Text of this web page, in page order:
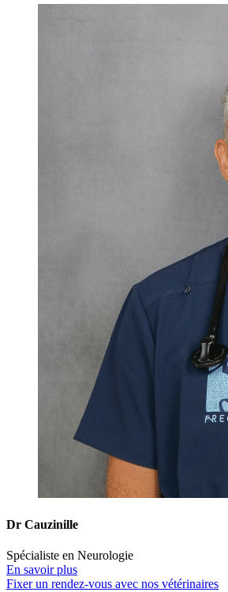
Dr Cauzinille
Spécialiste en Neurologie
En savoir plus
Fixer un rendez-vous avec nos vétérinaires